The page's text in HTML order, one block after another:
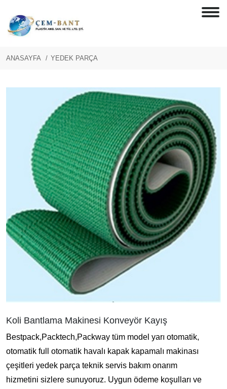
ANASAYFA YEDEK PARÇA
Koli Bantlama Makinesi Konveyör Kayış
Bestpack,Packtech,Packway tüm model yarı otomatik,
otomatik full otomatik havalı kapak kapamalı makinası
çeşitleri yedek parça teknik servis bakım onarım
hizmetini sizlere sunuyoruz. Uygun ödeme koşulları ve